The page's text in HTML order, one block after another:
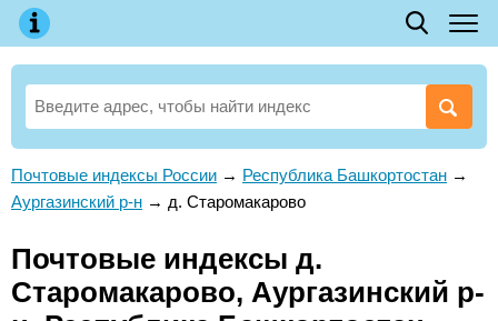
Почтовые индексы России → Республика Башкортостан →
Аургазинский р-н → д. Старомакарово
Почтовые индексы д.
Старомакарово, Аургазинский р-